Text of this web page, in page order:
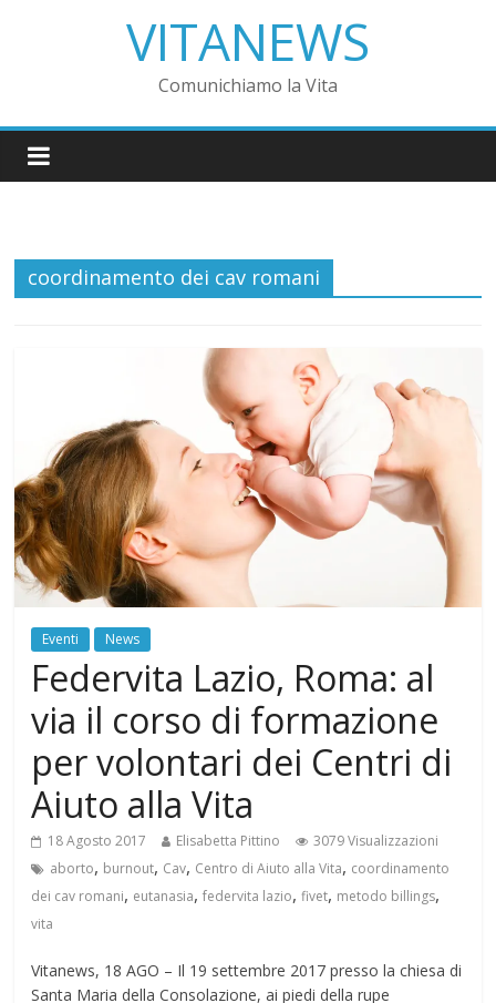
VITANEWS
Comunichiamo la Vita
coordinamento dei cav romani
Eventi News
Federvita Lazio, Roma: al
via il corso di formazione
per volontari dei Centri di
Aiuto alla Vita
18 Agosto 2017 Elisabetta Pittino
3079 Visualizzazioni
aborto, burnout, Cav, Centro di Aiuto alla Vita, coordinamento
dei cav romani, eutanasia,federvita lazio,fivet, metodo billings,
vita
Vitanews, 18 AGO – Il 19 settembre 2017 presso la chiesa di
Santa Maria della Consolazione, ai piedi della rupe